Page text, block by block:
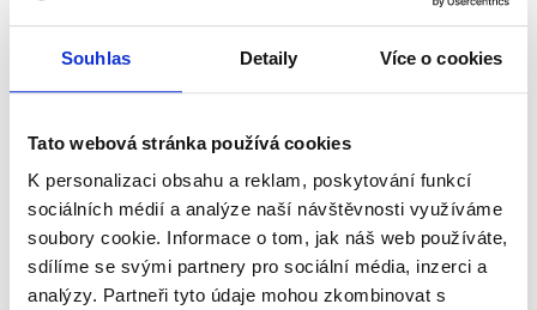
Souhlas Detaily Více o cookies
Tato webová stránka používá cookies
K personalizaci obsahu a reklam, poskytování funkcí
sociálních médií a analýze naší návštěvnosti využíváme
soubory cookie. Informace o tom, jak náš web používáte,
sdílíme se svými partnery pro sociální média, inzerci a
analýzy. Partneři tyto údaje mohou zkombinovat s
OVĚŘENO
Vojtěch Filip o čínských
technologiích
24. ledna 2019